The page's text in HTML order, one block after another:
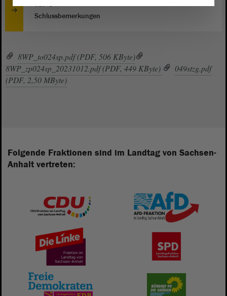
TOP 0
Schlussbemerkungen
8WP_to024sp.pdf (PDF, 506 KByte)
8WP_zp024sp_20231012.pdf (PDF, 449 KByte)
049stzg.pdf
(PDF, 2,50 MByte)
Folgende Fraktionen sind im Landtag von Sachsen-
Anhalt vertreten: